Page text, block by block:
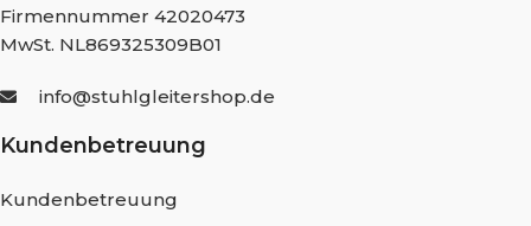
Firmennummer 42020473
MwSt. NL869325309B01
info@stuhlgleitershop.de
Kundenbetreuung
Kundenbetreuung